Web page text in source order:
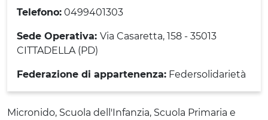
Telefono: 0499401303
Sede Operativa: Via Casaretta, 158 - 35013
CITTADELLA (PD)
Federazione di appartenenza: Federsolidarietà
Micronido, Scuola dell'Infanzia, Scuola Primaria e